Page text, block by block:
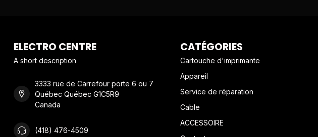
ELECTRO CENTRE
A short description
3333 rue de Carrefour porte 6 ou 7
Québec Québec G1C5R9
Canada
(418) 476-4509
CATÉGORIES
Cartouche d'imprimante
Appareil
Service de réparation
Cable
ACCESSOIRE